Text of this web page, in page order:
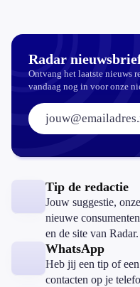
Radar
Ontvang het laatste nieuws
vandaag nog in voor onze
E-mailadres:
Tip de redactie
Jouw suggestie,
nieuwe
en de site van Radar.
WhatsApp
Heb jij een tip of
contacten op je